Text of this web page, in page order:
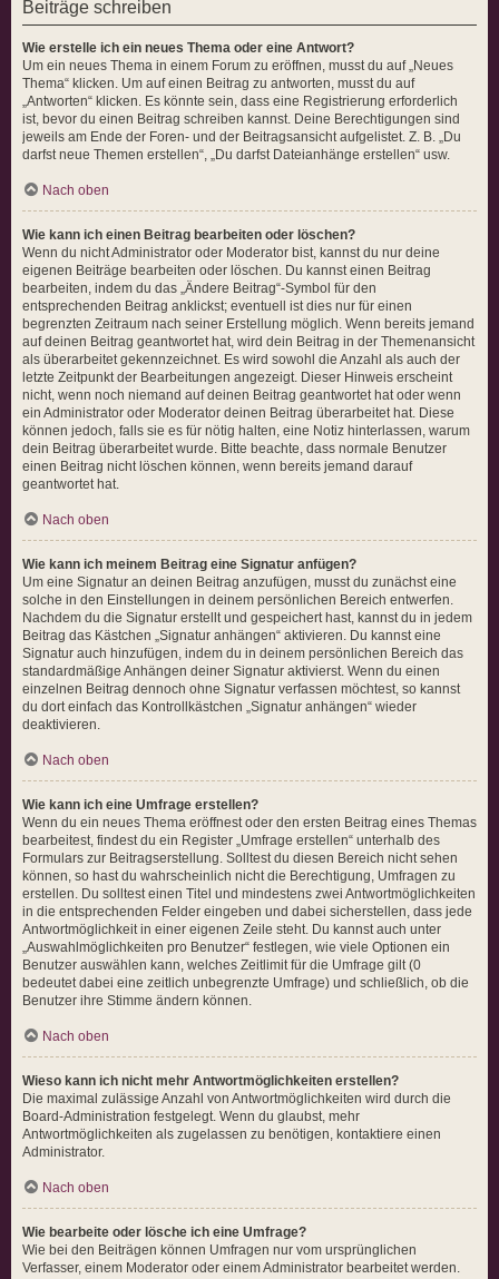
Beiträge schreiben
Wie erstelle ich ein neues Thema oder eine Antwort?
Um ein neues Thema in einem Forum zu eröffnen, musst du auf „Neues
Thema“ klicken. Um auf einen Beitrag zu antworten, musst du auf
„Antworten“ klicken. Es könnte sein, dass eine Registrierung erforderlich
ist, bevor du einen Beitrag schreiben kannst. Deine Berechtigungen sind
jeweils am Ende der Foren- und der Beitragsansicht aufgelistet. Z. B. „Du
darfst neue Themen erstellen“, „Du darfst Dateianhänge erstellen“ usw.
Nach oben
Wie kann ich einen Beitrag bearbeiten oder löschen?
Wenn du nicht Administrator oder Moderator bist, kannst du nur deine
eigenen Beiträge bearbeiten oder löschen. Du kannst einen Beitrag
bearbeiten, indem du das „Ändere Beitrag“-Symbol für den
entsprechenden Beitrag anklickst; eventuell ist dies nur für einen
begrenzten Zeitraum nach seiner Erstellung möglich. Wenn bereits jemand
auf deinen Beitrag geantwortet hat, wird dein Beitrag in der Themenansicht
als überarbeitet gekennzeichnet. Es wird sowohl die Anzahl als auch der
letzte Zeitpunkt der Bearbeitungen angezeigt. Dieser Hinweis erscheint
nicht, wenn noch niemand auf deinen Beitrag geantwortet hat oder wenn
ein Administrator oder Moderator deinen Beitrag überarbeitet hat. Diese
können jedoch, falls sie es für nötig halten, eine Notiz hinterlassen, warum
dein Beitrag überarbeitet wurde. Bitte beachte, dass normale Benutzer
einen Beitrag nicht löschen können, wenn bereits jemand darauf
geantwortet hat.
Nach oben
Wie kann ich meinem Beitrag eine Signatur anfügen?
Um eine Signatur an deinen Beitrag anzufügen, musst du zunächst eine
solche in den Einstellungen in deinem persönlichen Bereich entwerfen.
Nachdem du die Signatur erstellt und gespeichert hast, kannst du in jedem
Beitrag das Kästchen „Signatur anhängen“ aktivieren. Du kannst eine
Signatur auch hinzufügen, indem du in deinem persönlichen Bereich das
standardmäßige Anhängen deiner Signatur aktivierst. Wenn du einen
einzelnen Beitrag dennoch ohne Signatur verfassen möchtest, so kannst
du dort einfach das Kontrollkästchen „Signatur anhängen“ wieder
deaktivieren.
Nach oben
Wie kann ich eine Umfrage erstellen?
Wenn du ein neues Thema eröffnest oder den ersten Beitrag eines Themas
bearbeitest, findest du ein Register „Umfrage erstellen“ unterhalb des
Formulars zur Beitragserstellung. Solltest du diesen Bereich nicht sehen
können, so hast du wahrscheinlich nicht die Berechtigung, Umfragen zu
erstellen. Du solltest einen Titel und mindestens zwei Antwortmöglichkeiten
in die entsprechenden Felder eingeben und dabei sicherstellen, dass jede
Antwortmöglichkeit in einer eigenen Zeile steht. Du kannst auch unter
„Auswahlmöglichkeiten pro Benutzer“ festlegen, wie viele Optionen ein
Benutzer auswählen kann, welches Zeitlimit für die Umfrage gilt (0
bedeutet dabei eine zeitlich unbegrenzte Umfrage) und schließlich, ob die
Benutzer ihre Stimme ändern können.
Nach oben
Wieso kann ich nicht mehr Antwortmöglichkeiten erstellen?
Die maximal zulässige Anzahl von Antwortmöglichkeiten wird durch die
Board-Administration festgelegt. Wenn du glaubst, mehr
Antwortmöglichkeiten als zugelassen zu benötigen, kontaktiere einen
Administrator.
Nach oben
Wie bearbeite oder lösche ich eine Umfrage?
Wie bei den Beiträgen können Umfragen nur vom ursprünglichen
Verfasser, einem Moderator oder einem Administrator bearbeitet werden.